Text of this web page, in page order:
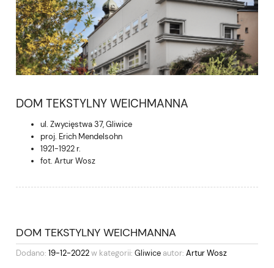
DOM TEKSTYLNY WEICHMANNA
ul. Zwycięstwa 37, Gliwice
proj. Erich Mendelsohn
1921-1922 r.
fot. Artur Wosz
DOM TEKSTYLNY WEICHMANNA
Dodano: 19-12-2022w kategorii: Gliwice autor: Artur Wosz